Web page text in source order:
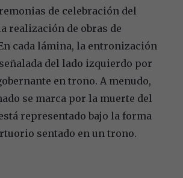
de celebración del
realización de obras de
cada lámina, la entronización
del lado izquierdo por
en trono. A menudo,
se marca por la muerte del
representado bajo la forma
sentado en un trono.